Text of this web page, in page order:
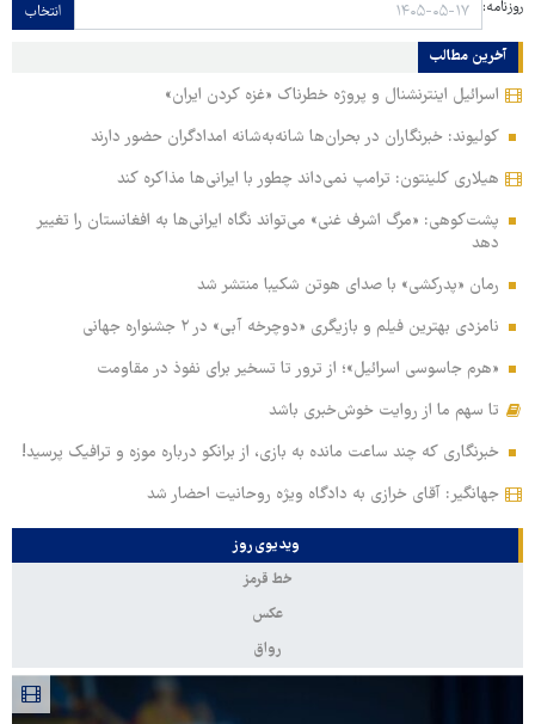
روزنامه: انتخاب
آخرین مطالب
اسرائیل اینترنشنال و پروژه خطرناک «غزه کردن ایران»
کولیوند: خبرنگاران در بحران‌ها شانه‌به‌شانه امدادگران حضور دارند
هیلاری کلینتون: ترامپ نمی‌داند چطور با ایرانی‌ها مذاکره کند
پشت‌کوهی: «مرگ اشرف غنی» می‌تواند نگاه ایرانی‌ها به افغانستان را تغییر
دهد
رمان «پدرکشی» با صدای هوتن شکیبا منتشر شد
نامزدی بهترین فیلم و بازیگری «دوچرخه آبی» در ۲ جشنواره جهانی
«هرم جاسوسی اسرائیل»؛ از ترور تا تسخیر برای نفوذ در مقاومت
تا سهم ما از روایت خوش‌خبری باشد
خبرنگاری که چند ساعت مانده به بازی، از برانکو درباره موزه و ترافیک پرسید!
جهانگیر: آقای خرازی به دادگاه ویژه روحانیت احضار شد
ویدیوی روز
خط قرمز
عکس
رواق